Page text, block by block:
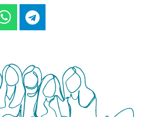
Jaa Whatsappissa
Jaa Telegramissa